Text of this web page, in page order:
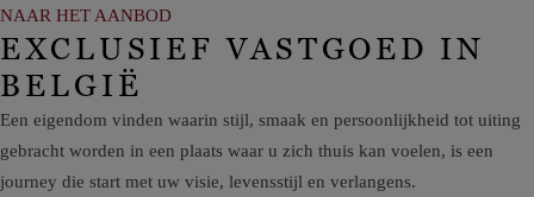
NAAR HET AANBOD
EXCLUSIEF VASTGOED IN
BELGIË
Een eigendom vinden waarin stijl, smaak en persoonlijkheid tot uiting
gebracht worden in een plaats waar u zich thuis kan voelen, is een
journey die start met uw visie, levensstijl en verlangens.